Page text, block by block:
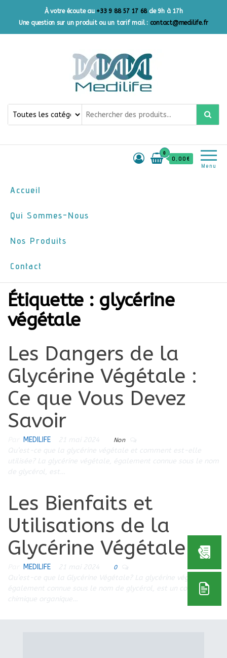
À votre écoute au +33 9 88 57 17 68de 9h à 17h
Une question sur un produit ou un tarif mail : contact@medilife.fr
Medilife France
Votre source de confiance
pour des produits primaires
Menu
0
0,00€
Accueil
Qui Sommes-Nous
Nos Produits
Contact
Étiquette : glycérine
végétale
Les Dangers de la
Glycérine Végétale :
Ce que Vous Devez
Savoir
MEDILIFE 21 mai 2024 Non
Qu’est-ce que la glycérine végétale et comment est-elle
utilisée? La glycérine végétale, également connue sous le nom
de glycérol, est…
Les Bienfaits et
Utilisations de la
Glycérine Végétale
MEDILIFE 21 mai 2024 0
Qu’est-ce que la Glycérine Végétale? La glycérine végétale,
également connue sous le nom de glycérol, est un composé
chimique organique…